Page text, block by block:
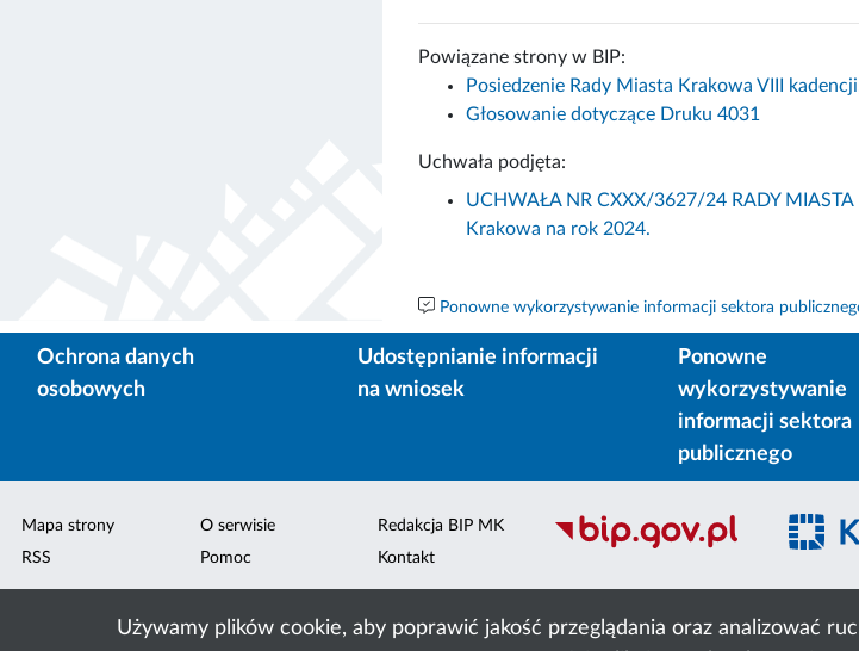
Używamy plików cookie, aby poprawić jakość przeglądania oraz analizować
Powiązane strony w BIP:
Posiedzenie Rady Miasta Krakowa VIII
Głosowanie dotyczące Druku 4031
Uchwała podjęta:
UCHWAŁA NR CXXX/3627/24 RADY
Krakowa na rok 2024.
Ponowne wykorzystywanie informacji sektora
Ochrona danych
osobowych
Udostępnianie informacji
na wniosek
Ponowne
wykorzystywanie
informacji sektora
publicznego
Mapa strony
RSS
O serwisie
Pomoc
Redakcja BIP MK
Kontakt